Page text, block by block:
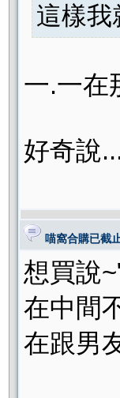
這樣我
一.一在
好奇說
喵窩合購已截
想買說
在中間
在跟男